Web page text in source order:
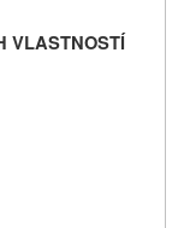
VLASTNOSTÍ